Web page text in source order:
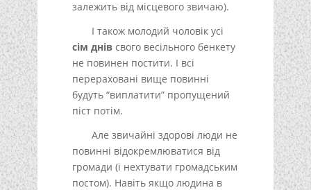
залежить від місцевого звичаю).
І також молодий чоловік усі
сім днівсвого весільного бенкету
не повинен постити. І всі
перераховані вище повинні
будуть “виплатити” пропущений
піст потім.
Але звичайні здорові люди не
повинні відокремлюватися від
громади (і нехтувати громадським
постом). Навіть якщо людина в